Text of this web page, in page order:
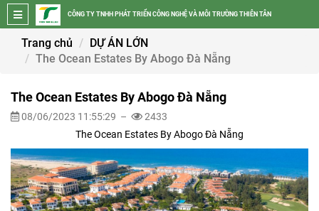
CÔNG TY TNHH PHÁT TRIỂN CÔNG NGHỆ VÀ MÔI TRƯỜNG THIÊN TÂN
Trang chủ
DỰ ÁN LỚN
The Ocean Estates By Abogo Đà Nẵng
The Ocean Estates By Abogo Đà Nẵng
08/06/2023 11:55:29 –
2433
The Ocean Estates By Abogo Đà Nẵng